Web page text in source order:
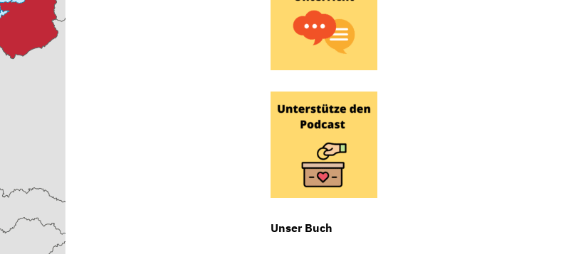
Unser Buch